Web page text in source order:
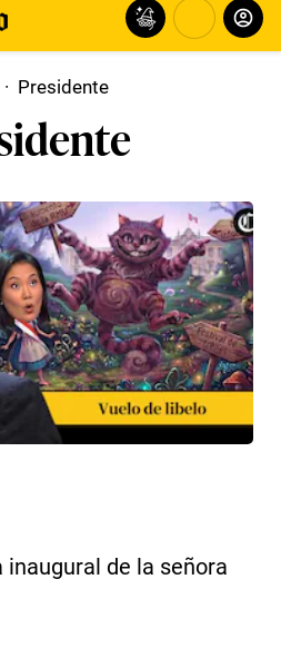
· Presidente
de la señora